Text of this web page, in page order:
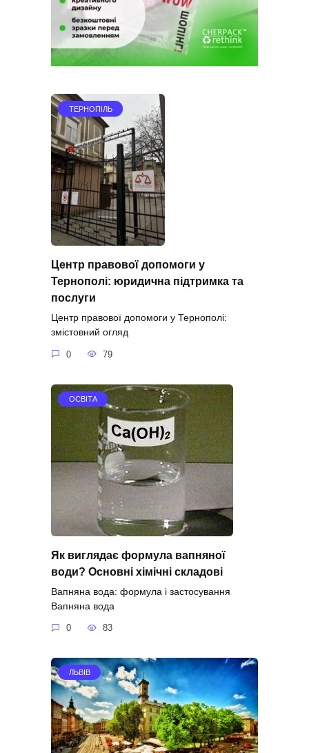
ТЕРНОПІЛЬ
Центр правової допомоги у
Тернополі: юридична підтримка та
послуги
Центр правової допомоги у Тернополі:
змістовний огляд
0 79
ОСВІТА
Як виглядає формула вапняної
води? Основні хімічні складові
Вапняна вода: формула і застосування
Вапняна вода
0 83
ЛЬВІВ